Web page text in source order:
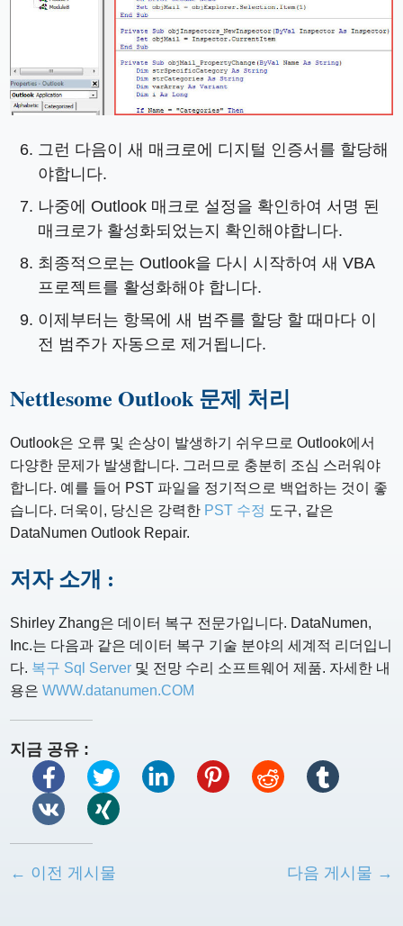
그런 다음이 새 매크로에 디지털 인증서를 할당해
야합니다.
나중에 Outlook 매크로 설정을 확인하여 서명 된
매크로가 활성화되었는지 확인해야합니다.
최종적으로는 Outlook을 다시 시작하여 새 VBA
프로젝트를 활성화해야 합니다.
이제부터는 항목에 새 범주를 할당 할 때마다 이
전 범주가 자동으로 제거됩니다.
Nettlesome Outlook 문제 처리
Outlook은 오류 및 손상이 발생하기 쉬우므로 Outlook에서
다양한 문제가 발생합니다. 그러므로 충분히 조심 스러워야
합니다. 예를 들어 PST 파일을 정기적으로 백업하는 것이 좋
습니다. 더욱이, 당신은 강력한 PST 수정 도구, 같은
DataNumen Outlook Repair.
저자 소개 :
Shirley Zhang은 데이터 복구 전문가입니다. DataNumen,
Inc.는 다음과 같은 데이터 복구 기술 분야의 세계적 리더입니
다. 복구 Sql Server 및 전망 수리 소프트웨어 제품. 자세한 내
용은WWW.datanumen.COM
지금 공유 :
← 이전 게시물 다음 게시물 →